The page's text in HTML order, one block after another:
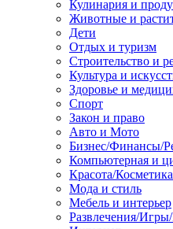
Кулинария и
Животные и
Дети
Отдых и туризм
Строительство и
Культура и
Здоровье и
Спорт
Закон и право
Авто и Мото
Бизнес/Финансы/
Компьютерная и
Красота/
Мода и стиль
Мебель и интерьер
Развлечения/